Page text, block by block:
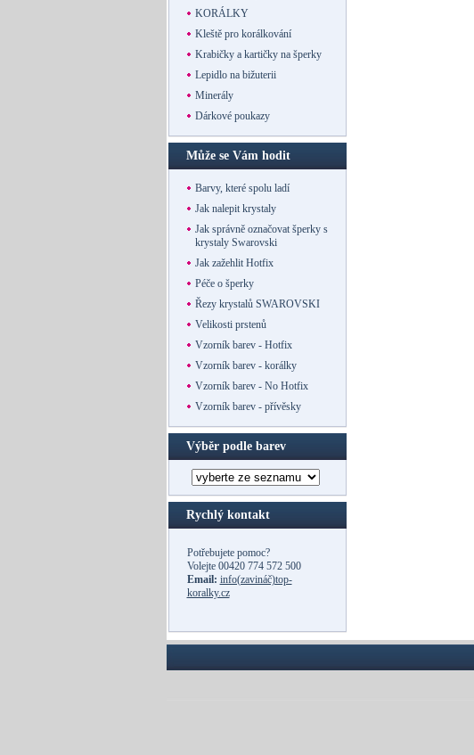
KORÁLKY
Kleště pro korálkování
Krabičky a kartičky na šperky
Lepidlo na bižuterii
Minerály
Dárkové poukazy
Může se Vám hodit
Barvy, které spolu ladí
Jak nalepit krystaly
Jak správně označovat šperky s
krystaly Swarovski
Jak zažehlit Hotfix
Péče o šperky
Řezy krystalů SWAROVSKI
Velikosti prstenů
Vzorník barev - Hotfix
Vzorník barev - korálky
Vzorník barev - No Hotfix
Vzorník barev - přívěsky
Výběr podle barev
Rychlý kontakt
Potřebujete pomoc?
Volejte 00420 774 572 500
Email: info(zavináč)top-
koralky.cz